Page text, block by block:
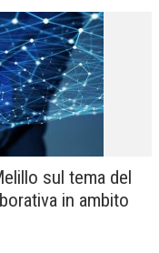
sul tema del
in ambito